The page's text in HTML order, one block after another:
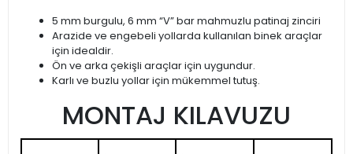
5 mm burgulu, 6 mm “V” bar mahmuzlu patinaj zinciri
Arazide ve engebeli yollarda kullanılan binek araçlar
için idealdir.
Ön ve arka çekişli araçlar için uygundur.
Karlı ve buzlu yollar için mükemmel tutuş.
MONTAJ KILAVUZU